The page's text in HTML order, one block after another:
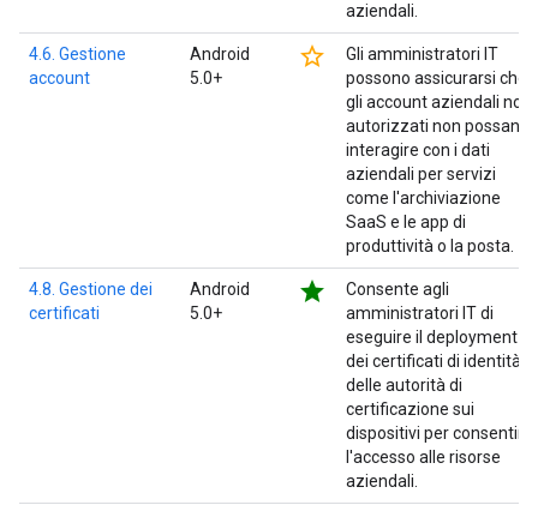
aziendali.
4.6. Gestione
account
Android
5.0+
star_border
Gli amministratori IT
possono assicurarsi che
gli account aziendali non
autorizzati non possano
interagire con i dati
aziendali per servizi
come l'archiviazione
SaaS e le app di
produttività o la posta.
4.8. Gestione dei
certificati
Android
5.0+
star
Consente agli
amministratori IT di
eseguire il deployment
dei certificati di identità e
delle autorità di
certificazione sui
dispositivi per consentire
l'accesso alle risorse
aziendali.